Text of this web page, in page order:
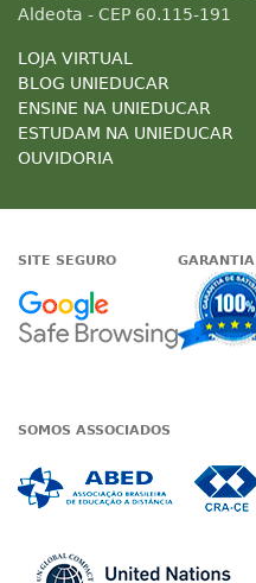
Aldeota - CEP 60.115-191
LOJA VIRTUAL
BLOG UNIEDUCAR
ENSINE NA UNIEDUCAR
ESTUDAM NA UNIEDUCAR
OUVIDORIA
SITE SEGURO GARANTIA
SOMOS ASSOCIADOS